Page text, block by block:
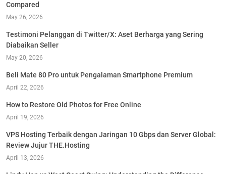
Compared
May 26, 2026
Testimoni Pelanggan di Twitter/X: Aset Berharga yang Sering
Diabaikan Seller
May 20, 2026
Beli Mate 80 Pro untuk Pengalaman Smartphone Premium
April 22, 2026
How to Restore Old Photos for Free Online
April 19, 2026
VPS Hosting Terbaik dengan Jaringan 10 Gbps dan Server Global:
Review Jujur THE.Hosting
April 13, 2026